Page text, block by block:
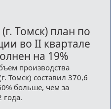
соглашение
Томск) план по
во II квартале
на 19%
производства
Томск) составил 370,6
больше, чем за
года.